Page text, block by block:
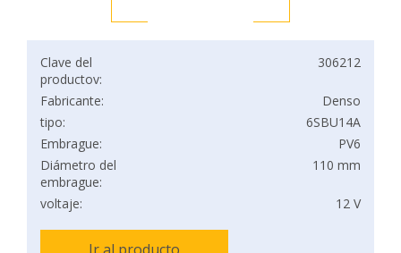
Clave del
productov:
306212
Fabricante:
Denso
tipo:
6SBU14A
Embrague:
PV6
Diámetro del
embrague:
110 mm
voltaje: 12 V